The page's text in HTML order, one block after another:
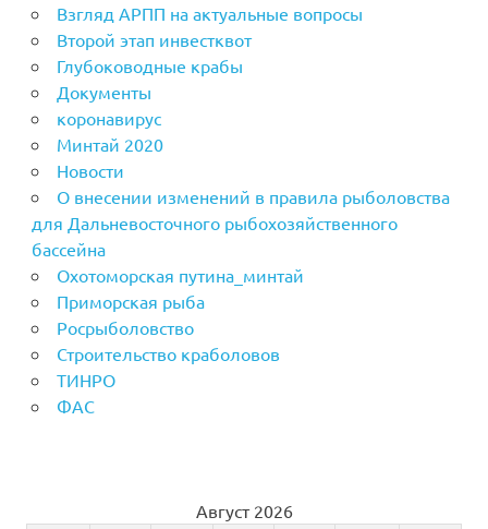
Взгляд АРПП на актуальные вопросы
Второй этап инвестквот
Глубоководные крабы
Документы
коронавирус
Минтай 2020
Новости
О внесении изменений в правила рыболовства
для Дальневосточного рыбохозяйственного
бассейна
Охотоморская путина_минтай
Приморская рыба
Росрыболовство
Строительство краболовов
ТИНРО
ФАС
Август 2026